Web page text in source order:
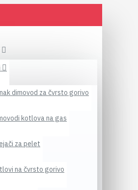
dimovod za čvrsto gorivo
kotlova na gas
za pelet
na čvrsto gorivo